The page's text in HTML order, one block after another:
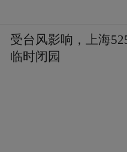
“特别声明：以上作品内
频)为凤凰网旗下自媒
布，本平台仅提供信息
Notice: The content
受台风影响，上海
临时闭园